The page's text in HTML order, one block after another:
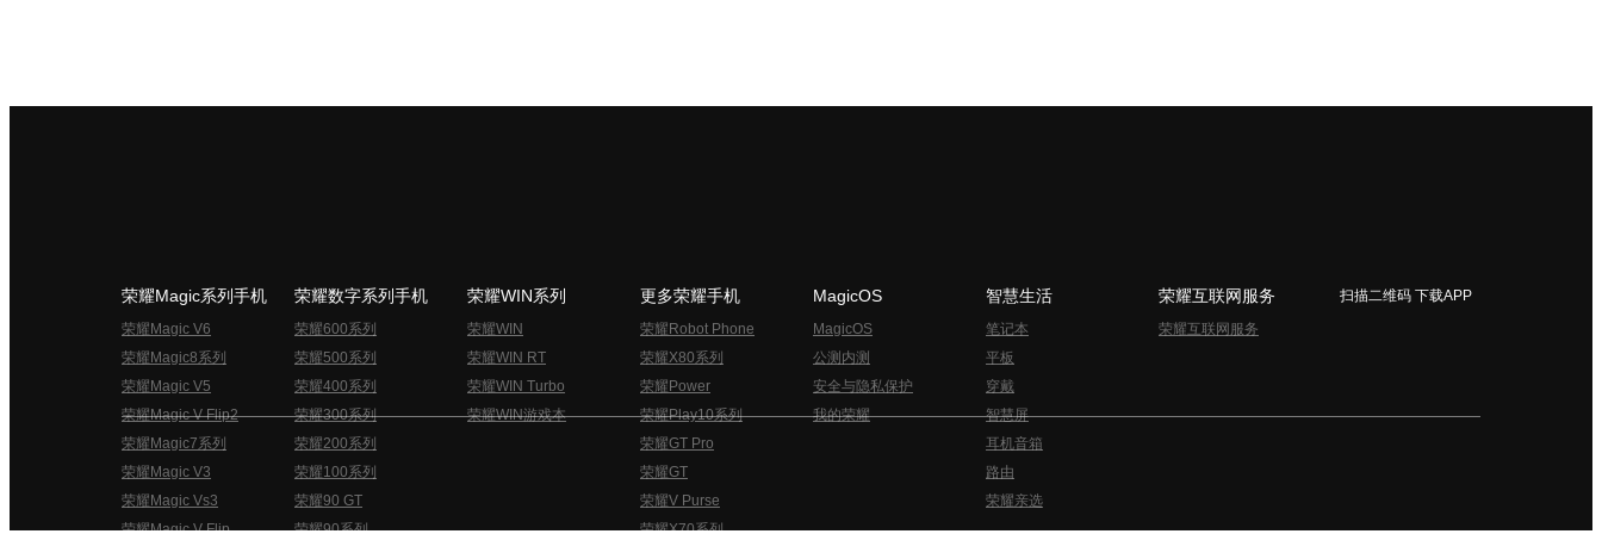
荣耀Magic系列手机
荣耀Magic V6
荣耀Magic8系列
荣耀Magic V5
荣耀Magic V Flip2
荣耀Magic7系列
荣耀Magic V3
荣耀Magic Vs3
荣耀Magic V Flip
荣耀数字系列手机
荣耀600系列
荣耀500系列
荣耀400系列
荣耀300系列
荣耀200系列
荣耀100系列
荣耀90 GT
荣耀90系列
荣耀WIN系列
荣耀WIN
荣耀WIN RT
荣耀WIN Turbo
荣耀WIN游戏本
更多荣耀手机
荣耀Robot Phone
荣耀X80系列
荣耀Power
荣耀Play10系列
荣耀GT Pro
荣耀GT
荣耀V Purse
荣耀X70系列
MagicOS
MagicOS
公测内测
安全与隐私保护
我的荣耀
智慧生活
笔记本
平板
穿戴
智慧屏
耳机音箱
路由
荣耀亲选
荣耀互联网服务
荣耀互联网服务
扫描二维码 下载APP